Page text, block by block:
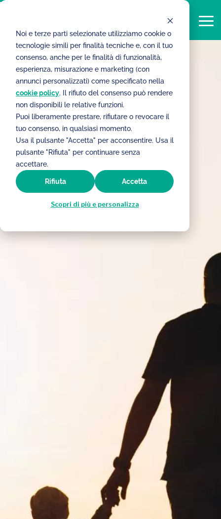
Noi e terze parti selezionate utilizziamo cookie o
tecnologie simili per finalità tecniche e, con il tuo
consenso, anche per le finalità di funzionalità,
esperienza, misurazione e marketing (con
annunci personalizzati) come specificato nella
cookie policy. Il rifiuto del consenso può rendere
non disponibili le relative funzioni.
Puoi liberamente prestare, rifiutare o revocare il
tuo consenso, in qualsiasi momento.
Usa il pulsante "Accetta" per acconsentire. Usa il
pulsante "Rifiuta" per continuare senza
accettare.
Scopri di più e personalizza
Accetta
Rifiuta